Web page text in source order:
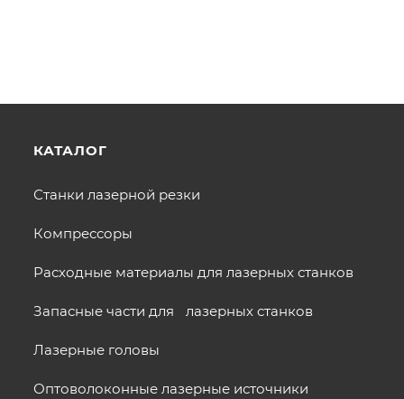
КАТАЛОГ
Станки лазерной резки
Компрессоры
Расходные материалы для лазерных станков
Запасные части для лазерных станков
Лазерные головы
Оптоволоконные лазерные источники